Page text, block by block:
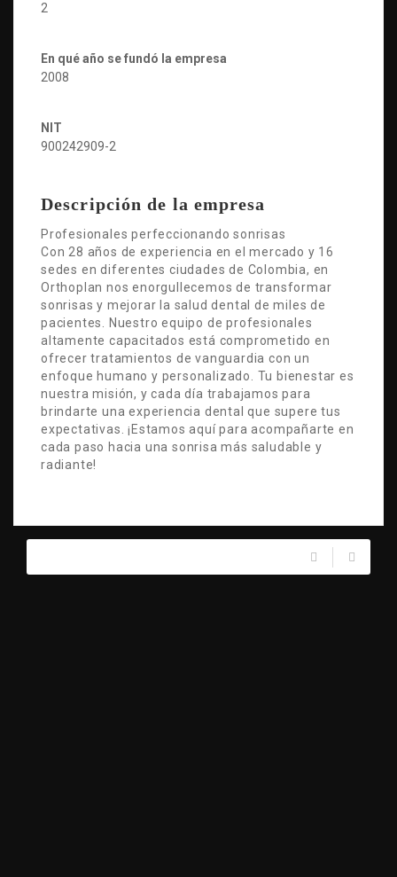
2
En qué año se fundó la empresa
2008
NIT
900242909-2
Descripción de la empresa
Profesionales perfeccionando sonrisas
Con 28 años de experiencia en el mercado y 16
sedes en diferentes ciudades de Colombia, en
Orthoplan nos enorgullecemos de transformar
sonrisas y mejorar la salud dental de miles de
pacientes. Nuestro equipo de profesionales
altamente capacitados está comprometido en
ofrecer tratamientos de vanguardia con un
enfoque humano y personalizado. Tu bienestar es
nuestra misión, y cada día trabajamos para
brindarte una experiencia dental que supere tus
expectativas. ¡Estamos aquí para acompañarte en
cada paso hacia una sonrisa más saludable y
radiante!